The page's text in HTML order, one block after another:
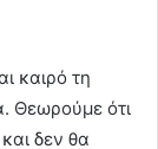
καιρό τη
Θεωρούμε ότι
δεν θα